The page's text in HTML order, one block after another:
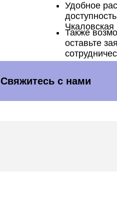
Удобное
Чкаловская
Также
оставьте
Свяжитесь с нами